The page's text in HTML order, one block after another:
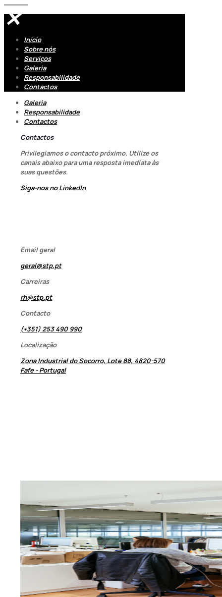
✕
Início
Sobre nós
Serviços
Galeria
Responsabilidade
Contactos
Galeria
Responsabilidade
Contactos
Contactos
Privilegiamos o contacto próximo. Utilize os
canais abaixo para uma resposta imediata às
suas questões.
Siga-nos noLinkedIn
Email geral
geral@stp.pt
Carreiras
rh@stp.pt
Contacto
(+351) 253 490 990
Localização
Zona Industrial do Socorro, Lote 88, 4820-570
Fafe - Portugal